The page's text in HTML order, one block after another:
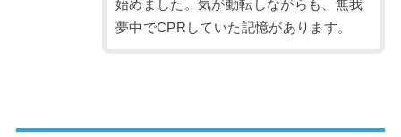
始めました。気が動転しながらも、無我
夢中でCPRしていた記憶があります。